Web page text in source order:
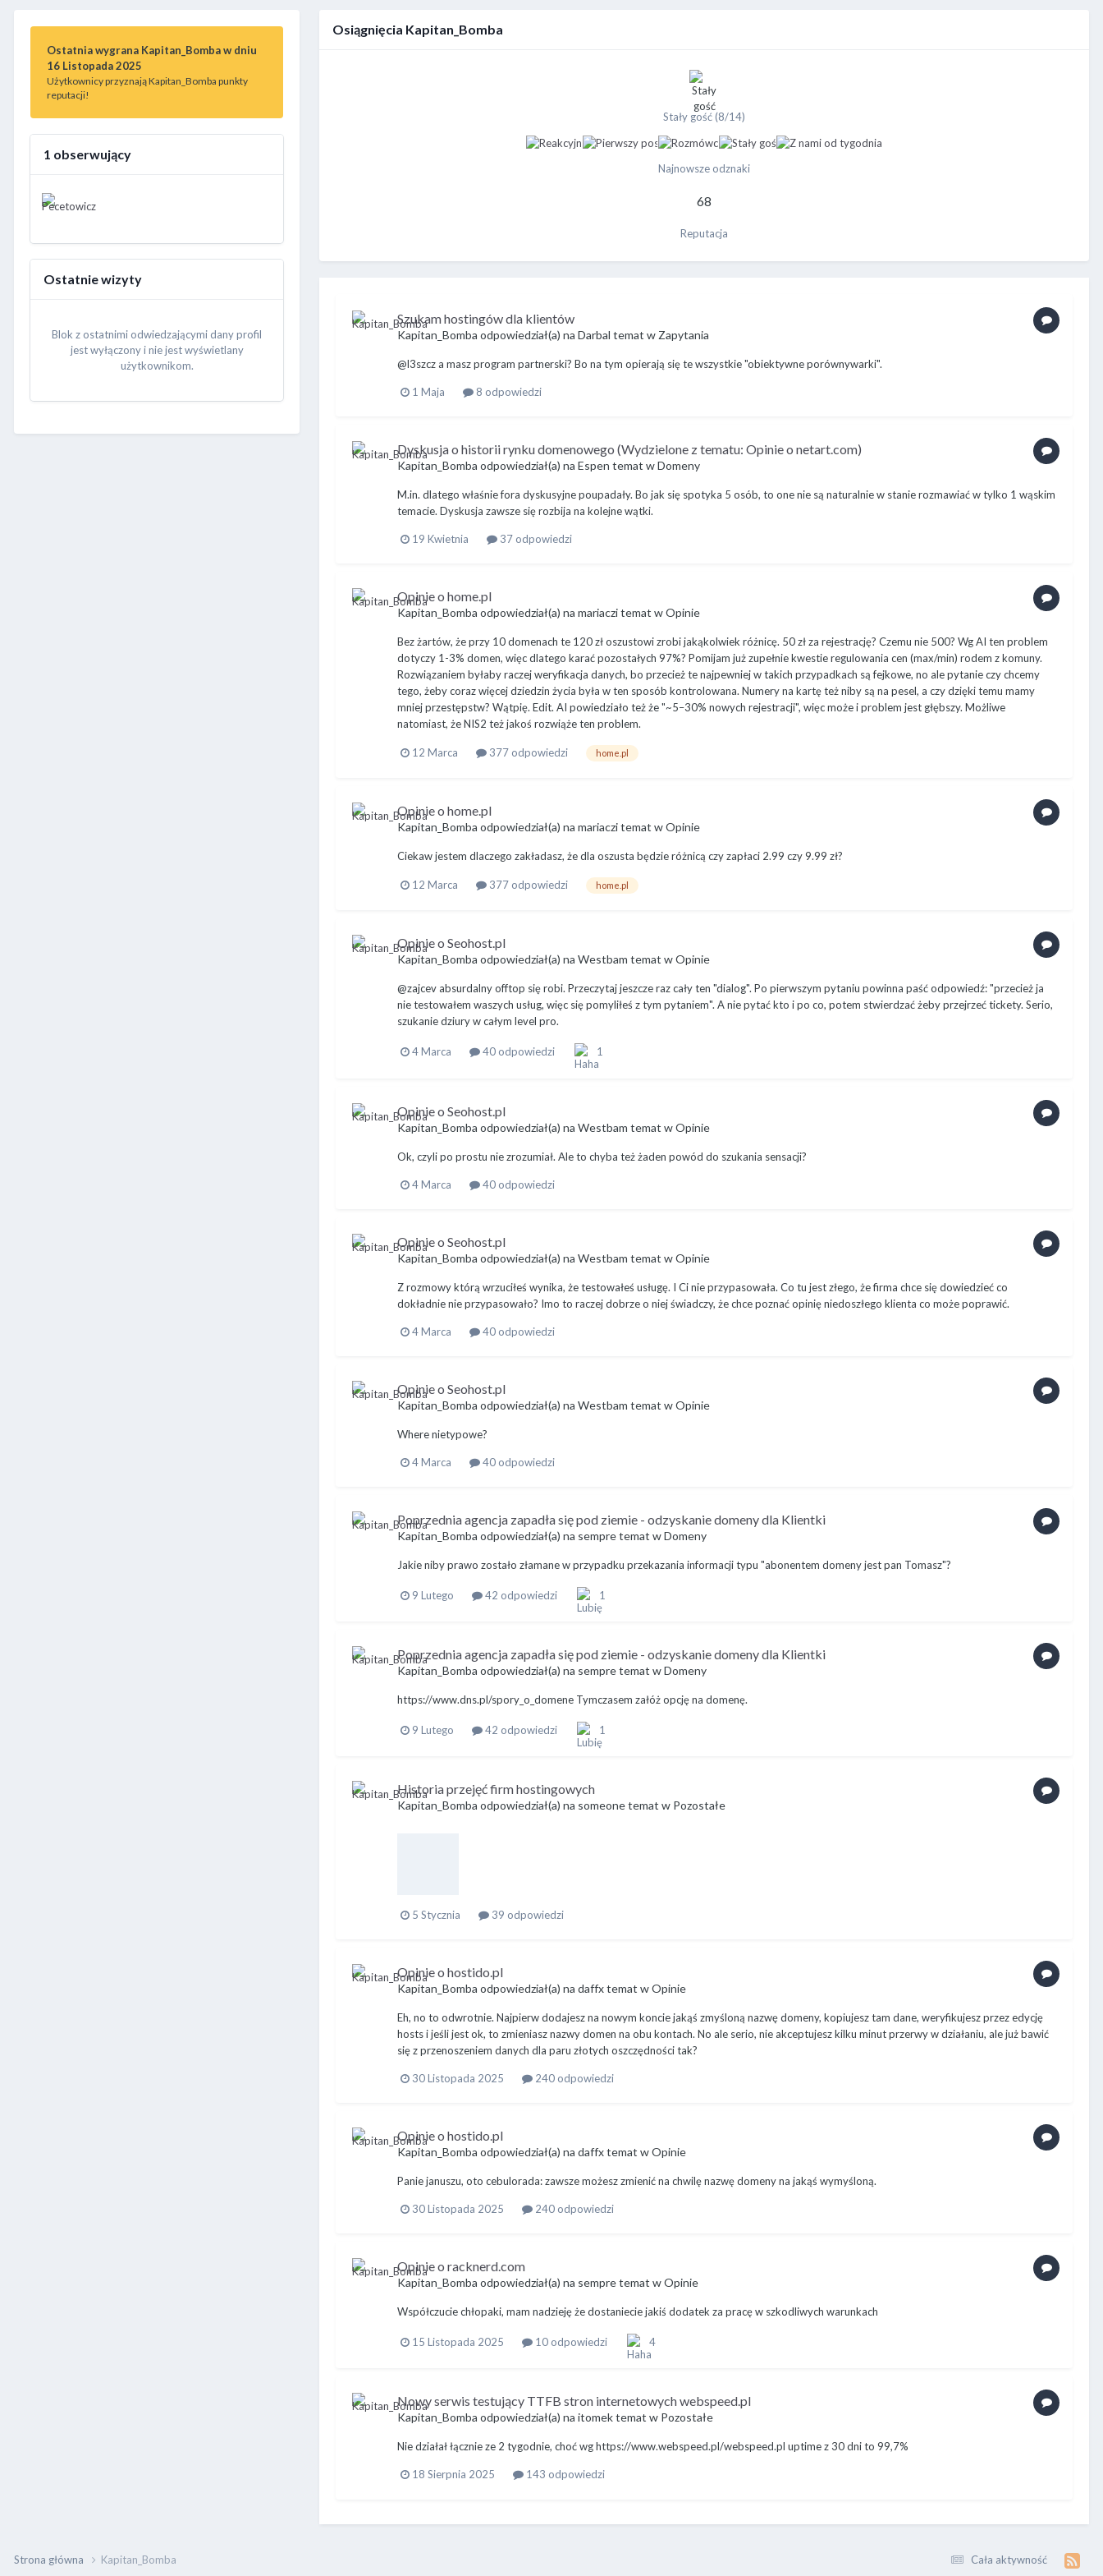
Ostatnia wygrana Kapitan_Bomba w dniu
16 Listopada 2025
Użytkownicy przyznają Kapitan_Bomba punkty
reputacji!
1 obserwujący
Ostatnie wizyty
Blok z ostatnimi odwiedzającymi dany profil
jest wyłączony i nie jest wyświetlany
użytkownikom.
Osiągnięcia Kapitan_Bomba
Stały gość (8/14)
Najnowsze odznaki
68
Reputacja
Szukam hostingów dla klientów
Kapitan_Bomba odpowiedział(a) na Darbal temat w Zapytania
@l3szcz a masz program partnerski? Bo na tym opierają się te wszystkie "obiektywne porównywarki".
1 Maja 8 odpowiedzi
Dyskusja o historii rynku domenowego (Wydzielone z tematu: Opinie o netart.com)
Kapitan_Bomba odpowiedział(a) na Espen temat wDomeny
M.in. dlatego właśnie fora dyskusyjne poupadały. Bo jak się spotyka 5 osób, to one nie są naturalnie w stanie rozmawiać w tylko 1 wąskim
temacie. Dyskusja zawsze się rozbija na kolejne wątki.
19 Kwietnia 37 odpowiedzi
Opinie o home.pl
Kapitan_Bomba odpowiedział(a) na mariaczitemat wOpinie
Bez żartów, że przy 10 domenach te 120 zł oszustowi zrobi jakąkolwiek różnicę. 50 zł za rejestrację? Czemu nie 500? Wg AI ten problem
dotyczy 1-3% domen, więc dlatego karać pozostałych 97%? Pomijam już zupełnie kwestie regulowania cen (max/min) rodem z komuny.
Rozwiązaniem byłaby raczej weryfikacja danych, bo przecież te najpewniej w takich przypadkach są fejkowe, no ale pytanie czy chcemy
tego, żeby coraz więcej dziedzin życia była w ten sposób kontrolowana. Numery na kartę też niby są na pesel, a czy dzięki temu mamy
mniej przestępstw? Wątpię. Edit. AI powiedziało też że "~5–30% nowych rejestracji", więc może i problem jest głębszy. Możliwe
natomiast, że NIS2 też jakoś rozwiąże ten problem.
12 Marca 377 odpowiedzi home.pl
Opinie o home.pl
Kapitan_Bomba odpowiedział(a) na mariaczitemat wOpinie
Ciekaw jestem dlaczego zakładasz, że dla oszusta będzie różnicą czy zapłaci 2.99 czy 9.99 zł?
12 Marca 377 odpowiedzi home.pl
Opinie o Seohost.pl
Kapitan_Bomba odpowiedział(a) na Westbam temat wOpinie
@zajcev absurdalny offtop się robi. Przeczytaj jeszcze raz cały ten "dialog". Po pierwszym pytaniu powinna paść odpowiedź: "przecież ja
nie testowałem waszych usług, więc się pomyliłeś z tym pytaniem". A nie pytać kto i po co, potem stwierdzać żeby przejrzeć tickety. Serio,
szukanie dziury w całym level pro.
4 Marca 40 odpowiedzi 1
Opinie o Seohost.pl
Kapitan_Bomba odpowiedział(a) na Westbam temat wOpinie
Ok, czyli po prostu nie zrozumiał. Ale to chyba też żaden powód do szukania sensacji?
4 Marca 40 odpowiedzi
Opinie o Seohost.pl
Kapitan_Bomba odpowiedział(a) na Westbam temat wOpinie
Z rozmowy którą wrzuciłeś wynika, że testowałeś usługę. I Ci nie przypasowała. Co tu jest złego, że firma chce się dowiedzieć co
dokładnie nie przypasowało? Imo to raczej dobrze o niej świadczy, że chce poznać opinię niedoszłego klienta co może poprawić.
4 Marca 40 odpowiedzi
Opinie o Seohost.pl
Kapitan_Bomba odpowiedział(a) na Westbam temat wOpinie
Where nietypowe?
4 Marca 40 odpowiedzi
Poprzednia agencja zapadła się pod ziemie - odzyskanie domeny dla Klientki
Kapitan_Bomba odpowiedział(a) na sempretemat wDomeny
Jakie niby prawo zostało złamane w przypadku przekazania informacji typu "abonentem domeny jest pan Tomasz"?
9 Lutego 42 odpowiedzi 1
Poprzednia agencja zapadła się pod ziemie - odzyskanie domeny dla Klientki
Kapitan_Bomba odpowiedział(a) na sempretemat wDomeny
https://www.dns.pl/spory_o_domene Tymczasem załóż opcję na domenę.
9 Lutego 42 odpowiedzi 1
Historia przejęć firm hostingowych
Kapitan_Bomba odpowiedział(a) na someonetemat w Pozostałe
5 Stycznia 39 odpowiedzi
Opinie o hostido.pl
Kapitan_Bomba odpowiedział(a) na daffxtemat wOpinie
Eh, no to odwrotnie. Najpierw dodajesz na nowym koncie jakąś zmyśloną nazwę domeny, kopiujesz tam dane, weryfikujesz przez edycję
hosts i jeśli jest ok, to zmieniasz nazwy domen na obu kontach. No ale serio, nie akceptujesz kilku minut przerwy w działaniu, ale już bawić
się z przenoszeniem danych dla paru złotych oszczędności tak?
30 Listopada 2025 240 odpowiedzi
Opinie o hostido.pl
Kapitan_Bomba odpowiedział(a) na daffxtemat wOpinie
Panie januszu, oto cebulorada: zawsze możesz zmienić na chwilę nazwę domeny na jakąś wymyśloną.
30 Listopada 2025 240 odpowiedzi
Opinie o racknerd.com
Kapitan_Bomba odpowiedział(a) na sempretemat wOpinie
Współczucie chłopaki, mam nadzieję że dostaniecie jakiś dodatek za pracę w szkodliwych warunkach
15 Listopada 2025 10 odpowiedzi 4
Nowy serwis testujący TTFB stron internetowych webspeed.pl
Kapitan_Bomba odpowiedział(a) na itomektemat w Pozostałe
Nie działał łącznie ze 2 tygodnie, choć wg https://www.webspeed.pl/webspeed.pl uptime z 30 dni to 99,7%
18 Sierpnia 2025 143 odpowiedzi
Cała aktywność
Strona główna Kapitan_Bomba